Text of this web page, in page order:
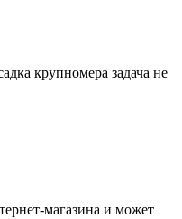
крупномера задача не
магазина и может